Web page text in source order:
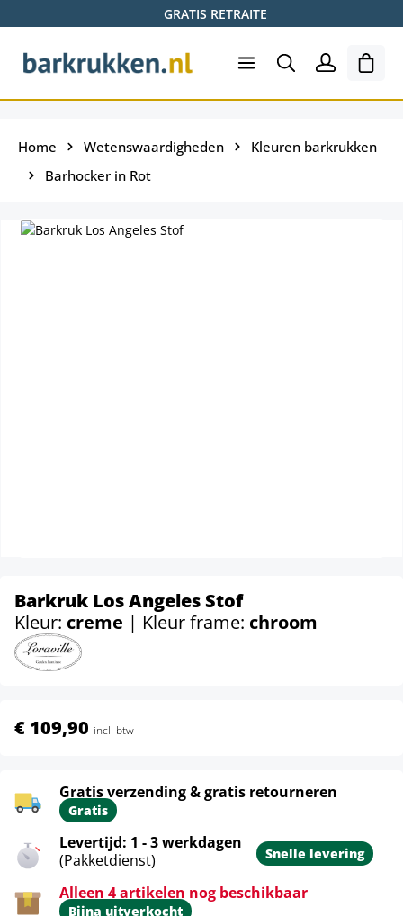
GRATIS RETRAITE
Home Wetenswaardigheden
Kleuren barkrukken
Barhocker in Rot
Barkruk Los Angeles Stof
Kleur: creme | Kleur frame: chroom
€ 109,90 incl. btw
Gratis verzending & gratis retourneren
Gratis
Levertijd: 1 - 3 werkdagen
(Pakketdienst)
Snelle levering
Alleen 4 artikelen nog beschikbaar
Bijna uitverkocht